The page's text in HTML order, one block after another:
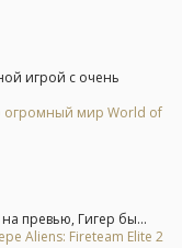
игрой с очень
огромный мир World of
превью, Гигер бы...
Aliens: Fireteam Elite 2